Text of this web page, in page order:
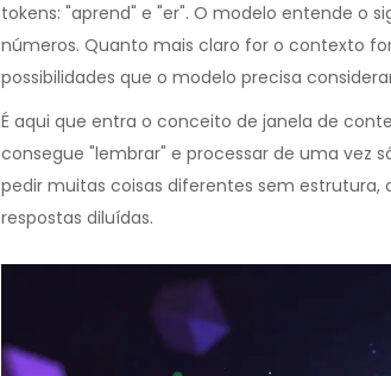
tokens: "aprend" e "er". O modelo entende o
números. Quanto mais claro for o contexto
possibilidades que o modelo precisa
É aqui que entra o conceito de janela de
consegue "lembrar" e processar de uma vez
pedir muitas coisas diferentes sem
respostas diluídas.